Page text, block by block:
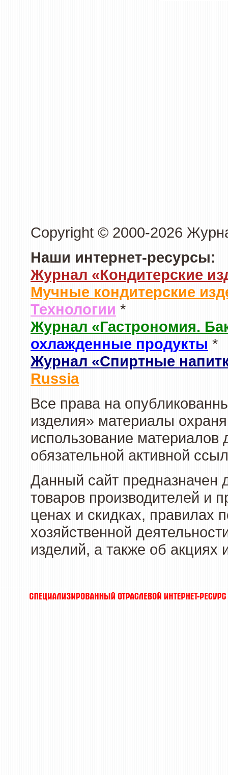
Copyright © 2000-2026
Наши интернет-ресурсы:
Журнал «Кондитерские
Мучные кондитерские
Технологии *
Журнал «Гастрономия.
охлажденные продукты *
Журнал «Спиртные
Russia
Все права на
изделия» материалы
использование материалов
обязательной активной
Данный сайт предназначен
товаров производителей и
ценах и скидках, правилах
хозяйственной
изделий, а также об